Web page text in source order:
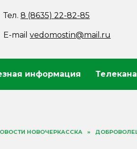
Тел.8 (8635) 22-82-85
E-mailvedomostin@mail.ru
информация
НОВОЧЕРКАССКА »